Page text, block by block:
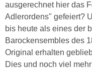
ausgerechnet hier das
Adlerordens" gefeiert?
bis heute als eines der
Barockensembles des
Original erhalten
Dies und noch viel